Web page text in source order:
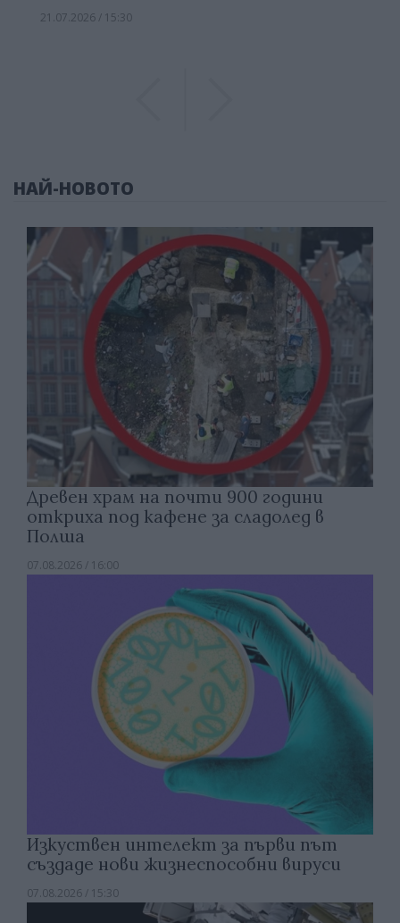
21.07.2026 / 15:30
НАЙ-НОВОТО
Древен храм на почти 900 години
откриха под кафене за сладолед в
Полша
07.08.2026 / 16:00
Изкуствен интелект за първи път
създаде нови жизнеспособни вируси
07.08.2026 / 15:30